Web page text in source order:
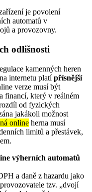
je povolení
automatů v
a provozovny.
odlišnosti
kamenných heren
internetu platípřísnější
verze musí být
financí, který v reálném
od fyzických
jakákoli možnost
online herna musí
limitů a přestávek,
výherních automatů
a daně z hazardu jako
tzv. „dvojí